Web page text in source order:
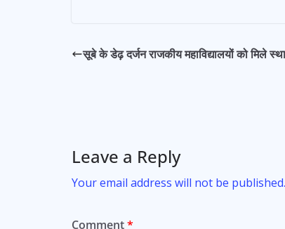
b s er l e
सूबे के डेढ़ दर्जन राजकीय महाविद्यालयों को मिले
Leave a Reply
Your email address will not be published.
Comment*